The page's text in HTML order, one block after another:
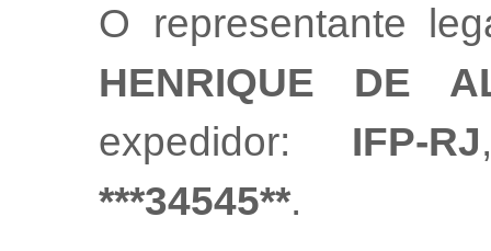
O representante
HENRIQUE DE
expedidor: IFP-RJ
***34545**.